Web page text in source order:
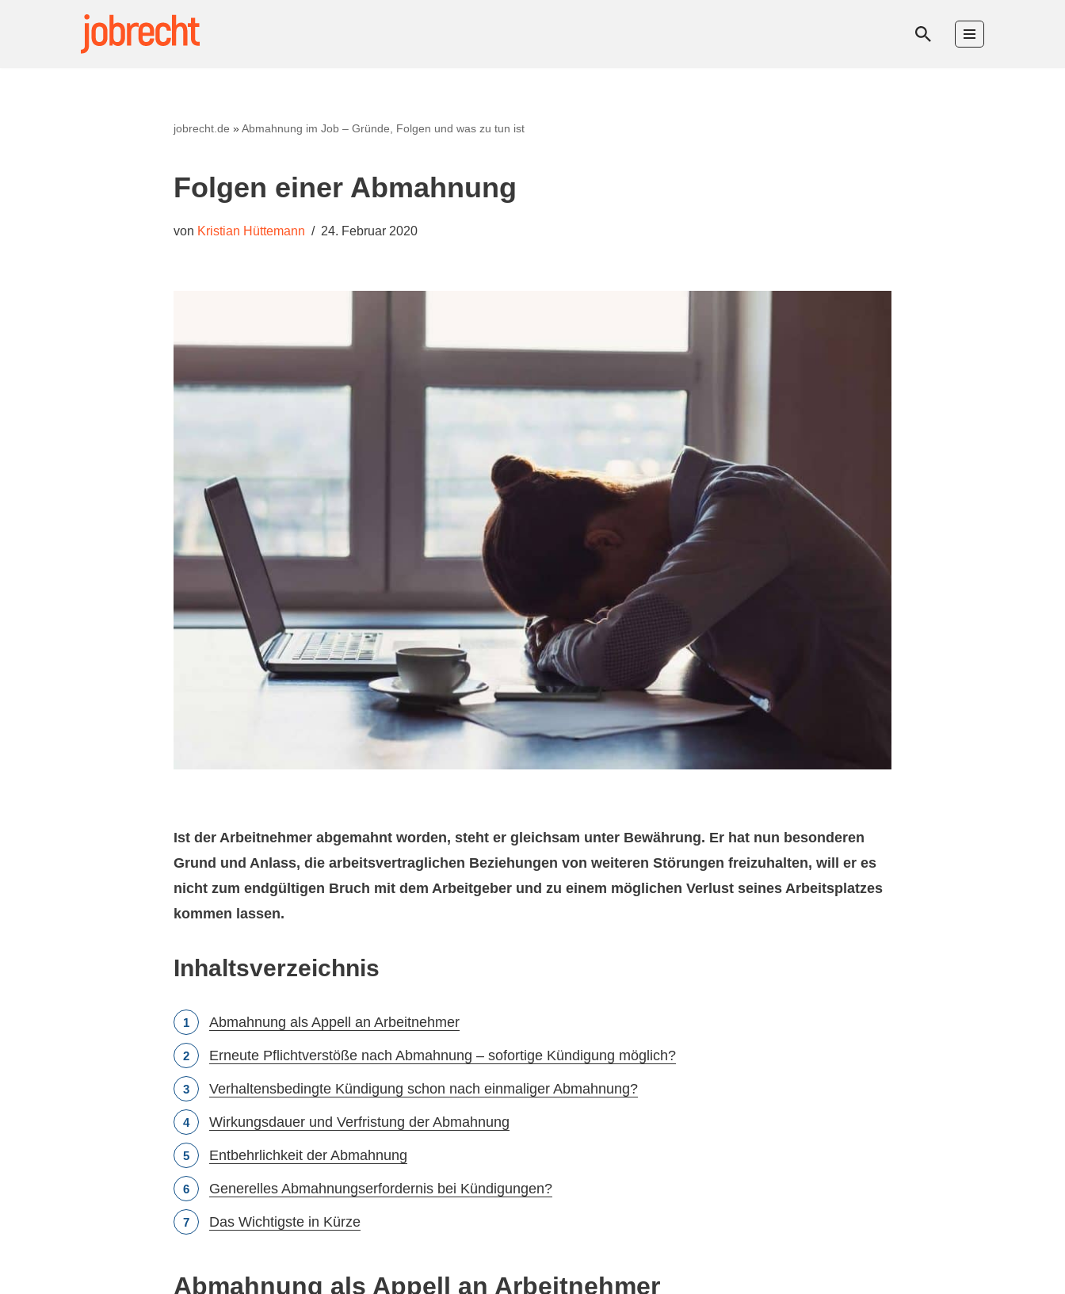
jobrecht.de »Abmahnung im Job – Gründe, Folgen und was zu tun ist
Folgen einer Abmahnung
von Kristian Hüttemann 24. Februar 2020
Ist der Arbeitnehmer abgemahnt worden, steht er gleichsam unter Bewährung. Er hat nun besonderen
Grund und Anlass, die arbeitsvertraglichen Beziehungen von weiteren Störungen freizuhalten, will er es
nicht zum endgültigen Bruch mit dem Arbeitgeber und zu einem möglichen Verlust seines Arbeitsplatzes
kommen lassen.
Inhaltsverzeichnis
Abmahnung als Appell an Arbeitnehmer
Erneute Pflichtverstöße nach Abmahnung – sofortige Kündigung möglich?
Verhaltensbedingte Kündigung schon nach einmaliger Abmahnung?
Wirkungsdauer und Verfristung der Abmahnung
Entbehrlichkeit der Abmahnung
Generelles Abmahnungserfordernis bei Kündigungen?
Das Wichtigste in Kürze
Abmahnung als Appell an Arbeitnehmer